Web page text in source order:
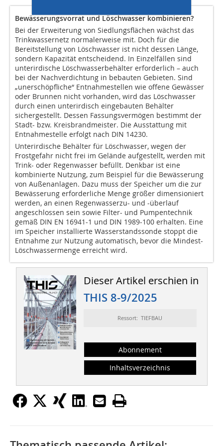
Bewässerungsvorrat und Löschwasser kombinieren?
Bei der Erweiterung von Siedlungsflächen wächst das
Trinkwassernetz normalerweise mit. Doch für die
Bereitstellung von Löschwasser ist nicht dessen Länge,
sondern Kapazität entscheidend. In Einzelfällen sind
unterirdische Löschwasserbehälter erforderlich – auch
bei der Nachverdichtung in bebauten Gebieten. Sind
„unerschöpfliche“ Entnahmestellen wie offene Gewässer
oder Brunnen nicht vorhanden, wird das Löschwasser
durch einen unterirdisch eingebauten Behälter
sichergestellt. Dessen Fassungsvermögen bestimmt der
Stadt- bzw. Kreisbrandmeister. Die Ausstattung mit
Entnahmestelle erfolgt nach DIN 14230.
Unterirdische Behälter für Löschwasser, wegen der
Frostgefahr nicht frei im Gelände aufgestellt, werden mit
Trink- oder Regenwasser befüllt. Denkbar ist eine
kombinierte Nutzung, zum Beispiel für die Bewässerung
von Außenanlagen. Dazu muss der Speicher um die zur
Bewässerung erforderliche Menge größer dimensioniert
werden, an einen Regenwasserzu- und -überlauf
angeschlossen sein sowie Filter- und Pumpentechnik
gemäß DIN EN 16941-1 und DIN 1989-100 erhalten. Eine
im Speicher installierte Wasserstandssonde stoppt die
Entnahme zur Nutzung automatisch, bevor die Mindest-
Löschwassermenge erreicht wird.
Dieser Artikel erschien in
THIS 8-9/2025
Ressort: TIEFBAU
Abonnement
Inhaltsverzeichnis